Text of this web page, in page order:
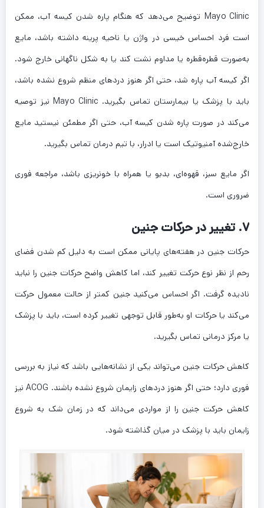
Mayo Clinic توضیح می‌دهد که هنگام پاره شدن کیسه آب، ممکن
است فرد احساس خیسی در واژن یا ناحیه پرینه داشته باشد، مایع
به‌صورت قطره‌قطره یا مداوم نشت کند یا به شکل ناگهانی خارج شود.
اگر کیسه آب پاره شد، حتی اگر هنوز دردهای منظم شروع نشده باشد،
باید با پزشک یا بیمارستان تماس بگیرید. Mayo Clinic نیز توصیه
می‌کند در صورت پاره شدن کیسه آب، حتی اگر مطمئن نیستید مایع
خارج‌شده آمنیوتیک است یا ادرار، با تیم درمان تماس بگیرید.
اگر مایع سبز، قهوه‌ای، بدبو یا همراه با خونریزی باشد، مراجعه فوری
ضروری است.
۷. تغییر در حرکات جنین
حرکات جنین در هفته‌های پایانی ممکن است به دلیل کم شدن فضای
رحم از نظر نوع حرکت تغییر کند، اما کاهش واضح حرکات جنین را نباید
نادیده گرفت. اگر احساس می‌کنید جنین کمتر از حالت معمول حرکت
می‌کند یا حرکات او به‌طور قابل توجهی تغییر کرده است، باید با پزشک
یا مرکز درمانی تماس بگیرید.
کاهش حرکات جنین می‌تواند یکی از نشانه‌هایی باشد که نیاز به بررسی
فوری دارد؛ حتی اگر هنوز دردهای زایمان شروع نشده باشند. ACOG نیز
کاهش حرکت جنین را از مواردی می‌داند که در زمان شک به شروع
زایمان باید با پزشک در میان گذاشته شود.